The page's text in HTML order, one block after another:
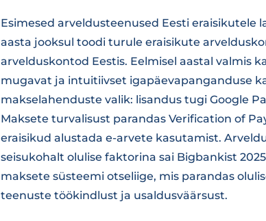
Esimesed arveldusteenused Eesti eraisikutele
aasta jooksul toodi turule eraisikute
arvelduskontod Eestis. Eelmisel aastal valmis
mugavat ja intuitiivset igapäevapanganduse
makselahenduste valik: lisandus tugi Google
Maksete turvalisust parandas Verification of
eraisikud alustada e-arvete kasutamist.
seisukohalt olulise faktorina sai Bigbankist
maksete süsteemi otseliige, mis parandas
teenuste töökindlust ja usaldusväärsust.